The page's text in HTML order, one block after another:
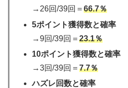
→26回/39回＝66.7％
5ポイント獲得数と確率
→9回/39回＝23.1％
10ポイント獲得数と確率
→3回/39回＝7.7％
ハズレ回数と確率